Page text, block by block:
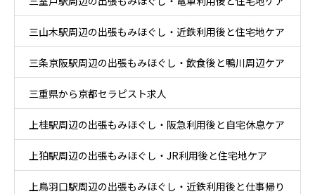
三山木駅周辺の出張もみほぐし・近鉄利用後と住宅地ケア
三条京阪駅周辺の出張もみほぐし・飲食後と鴨川周辺ケア
三重県から京都セラピスト求人
上桂駅周辺の出張もみほぐし・阪急利用後と自宅休息ケア
上狛駅周辺の出張もみほぐし・JR利用後と住宅地ケア
上鳥羽口駅周辺の出張もみほぐし・近鉄利用後と仕事帰り